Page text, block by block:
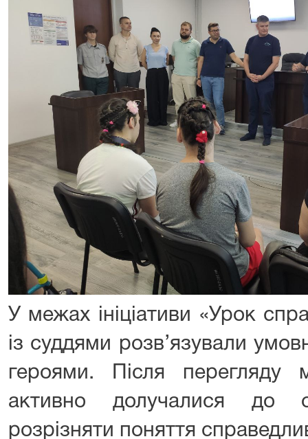
У межах ініціативи «Урок
із суддями розв’язували
героями. Після перегляду
активно долучалися до
розрізняти поняття